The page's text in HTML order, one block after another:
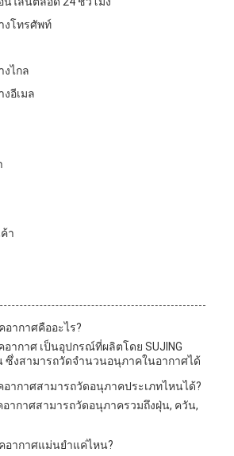
งโทรศัพท์
งไกล
อีเมล
า
อากาศคืออะไร?
อากาศ เป็นอุปกรณ์ที่ผลิตโดย SUJING
ซึ่งสามารถวัดจํานวนอนุภาคในอากาศได้
อากาศสามารถวัดอนุภาคประเภทไหนได้?
อากาศสามารถวัดอนุภาครวมถึงฝุ่น, ควัน,
อากาศแม่นยําแค่ไหน?